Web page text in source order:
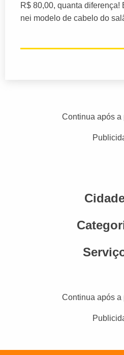
R$ 80,00, quanta diferença!
nei modelo de cabelo do
Continua após
Continua após